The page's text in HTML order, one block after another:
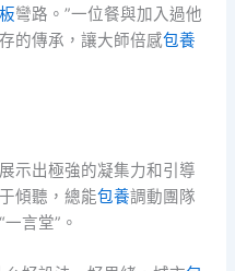
彎路。”一位餐與加入過他
的傳承，讓大師倍感包養
示出極強的凝集力和引導
傾聽，總能包養調動團隊
言堂”。